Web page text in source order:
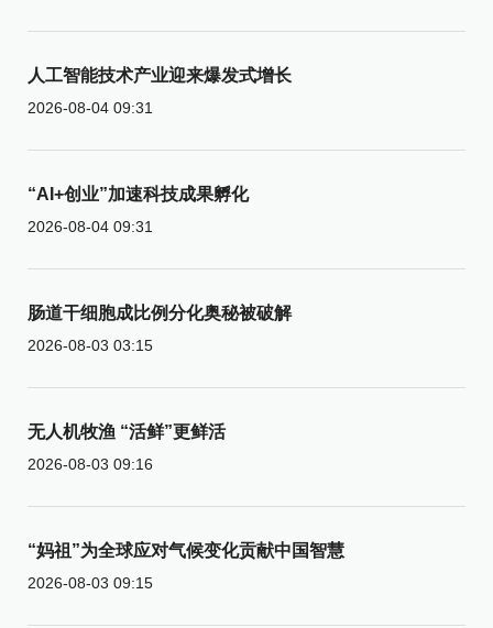
人工智能技术产业迎来爆发式增长
2026-08-04 09:31
“AI+创业”加速科技成果孵化
2026-08-04 09:31
肠道干细胞成比例分化奥秘被破解
2026-08-03 03:15
无人机牧渔 “活鲜”更鲜活
2026-08-03 09:16
“妈祖”为全球应对气候变化贡献中国智慧
2026-08-03 09:15